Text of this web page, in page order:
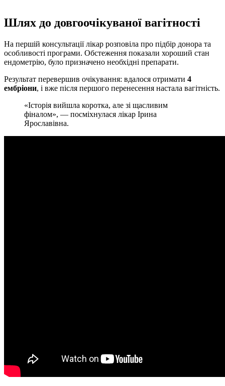
Шлях до довгоочікуваної вагітності
На першій консультації лікар розповіла про підбір донора та
особливості програми. Обстеження показали хороший стан
ендометрію, було призначено необхідні препарати.
Результат перевершив очікування: вдалося отримати 4
ембріони, і вже після першого перенесення настала вагітність.
«Історія вийшла коротка, але зі щасливим
фіналом», — посміхнулася лікар Ірина
Ярославівна.